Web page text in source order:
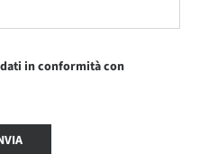
in conformità con